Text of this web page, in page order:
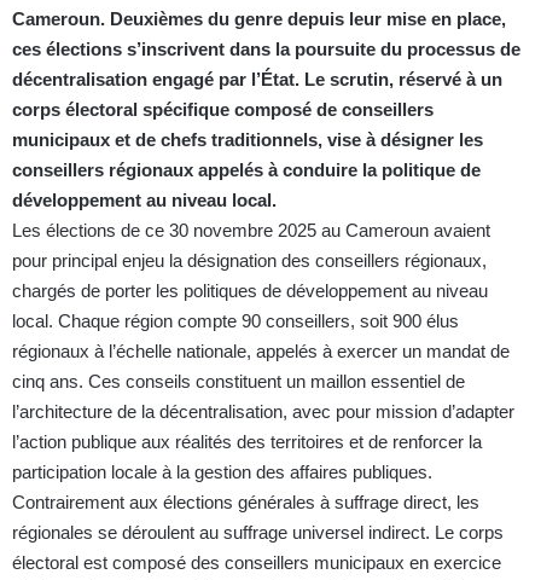
Cameroun. Deuxièmes du genre depuis leur mise en place,
ces élections s’inscrivent dans la poursuite du processus de
décentralisation engagé par l’État. Le scrutin, réservé à un
corps électoral spécifique composé de conseillers
municipaux et de chefs traditionnels, vise à désigner les
conseillers régionaux appelés à conduire la politique de
développement au niveau local.
Les élections de ce 30 novembre 2025 au Cameroun avaient
pour principal enjeu la désignation des conseillers régionaux,
chargés de porter les politiques de développement au niveau
local. Chaque région compte 90 conseillers, soit 900 élus
régionaux à l’échelle nationale, appelés à exercer un mandat de
cinq ans. Ces conseils constituent un maillon essentiel de
l’architecture de la décentralisation, avec pour mission d’adapter
l’action publique aux réalités des territoires et de renforcer la
participation locale à la gestion des affaires publiques.
Contrairement aux élections générales à suffrage direct, les
régionales se déroulent au suffrage universel indirect. Le corps
électoral est composé des conseillers municipaux en exercice